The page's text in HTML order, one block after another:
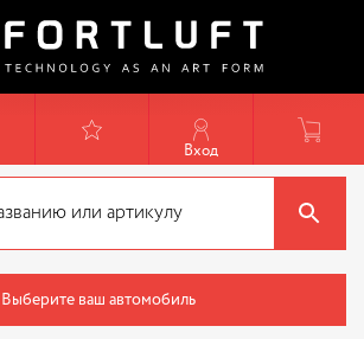
Вход
Выберите ваш автомобиль